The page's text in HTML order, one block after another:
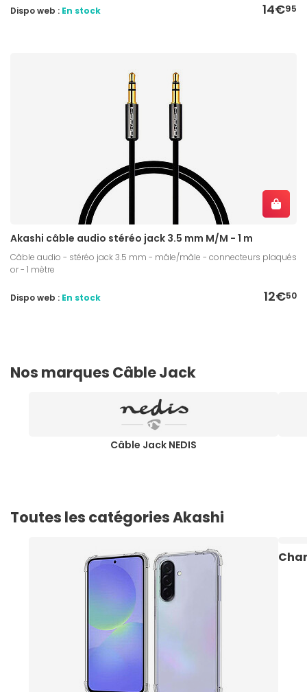
14€95
Dispo web : En stock
Akashi câble audio stéréo jack 3.5 mm M/M - 1 m
Câble audio - stéréo jack 3.5 mm - mâle/mâle - connecteurs plaqués
or - 1 mètre
12€50
Dispo web : En stock
Nos marques Câble Jack
Câble Jack NEDIS
Toutes les catégories Akashi